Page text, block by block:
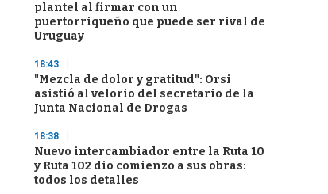
plantel al firmar con un
puertorriqueño que puede ser rival de
Uruguay
18:43
"Mezcla de dolor y gratitud": Orsi
asistió al velorio del secretario de la
Junta Nacional de Drogas
18:38
Nuevo intercambiador entre la Ruta 10
y Ruta 102 dio comienzo a sus obras:
todos los detalles